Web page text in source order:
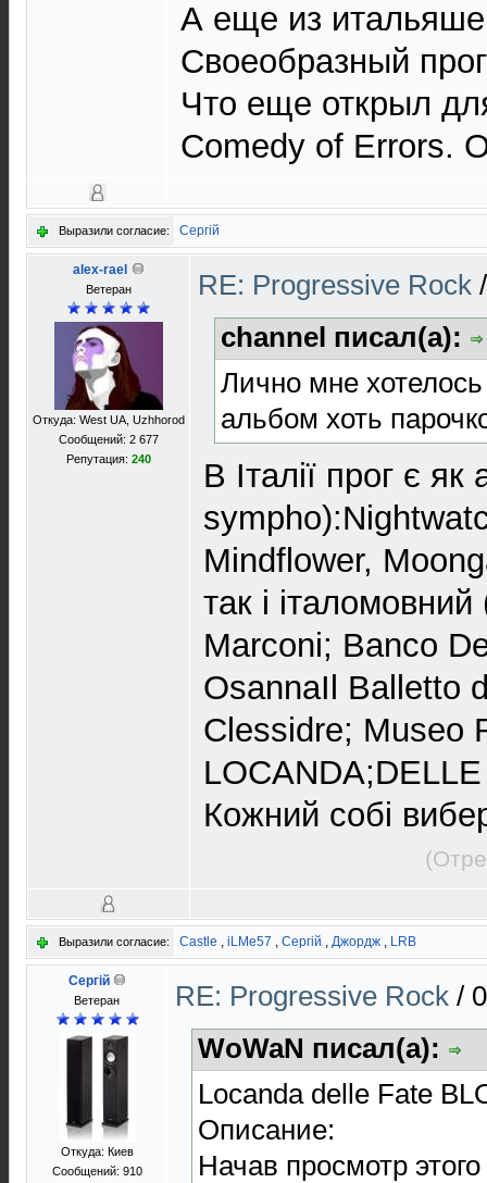
А еще из
Своеобразный
Что еще открыл
Comedy of Errors.
Выразили согласие: Сергій
alex-rael
Ветеран
Откуда: West UA, Uzhhorod
Сообщений: 2 677
Репутация: 240
RE: Progressive Rock
channel писал(а):
Лично мне
альбом хоть
В Італії прог є
Mindflower,
так і
Marconi; Banco
OsannaIl Balletto
Clessidre; Museo
Кожний собі
Выразили согласие: Castle , iLMe57 , Сергій , Джордж , LRB
Сергій
Ветеран
Откуда: Киев
Сообщений: 910
RE: Progressive Rock /
WoWaN писал(а):
Locanda delle Fate
Описание:
Начав просмотр